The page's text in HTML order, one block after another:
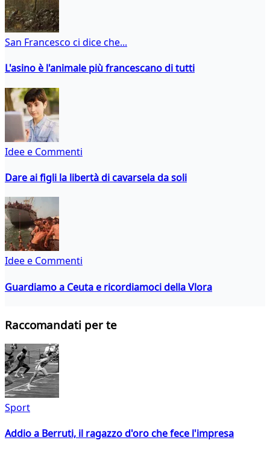
San Francesco ci dice che...
L'asino è l'animale più francescano di tutti
Idee e Commenti
Dare ai figli la libertà di cavarsela da soli
Idee e Commenti
Guardiamo a Ceuta e ricordiamoci della Vlora
Raccomandati per te
Sport
Addio a Berruti, il ragazzo d'oro che fece l'impresa